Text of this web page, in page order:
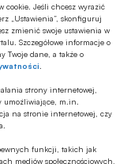
cookie. Jeśli chcesz wyrazić
„Ustawienia”, skonfiguruj
zmienić swoje ustawienia w
Szczegółowe informacje o
Twoje dane, a także o
strony internetowej,
umożliwiające, m.in.
na stronie internetowej, czy
funkcji, takich jak
mediów społecznościowych,
założenia
kogoś
i logicznie